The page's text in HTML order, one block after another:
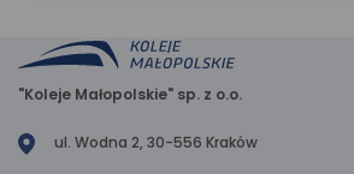
"Koleje Małopolskie" sp. z o.o.
ul. Wodna 2, 30-556 Kraków